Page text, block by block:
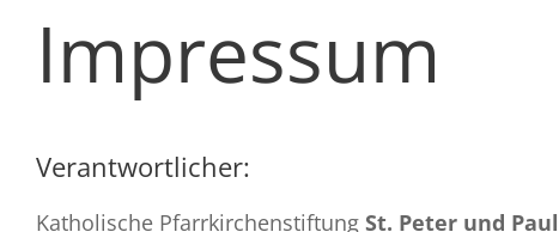
Aktuelles
Impressum
Verantwortlicher:
Katholische Pfarrkirchenstiftung St. Peter und Paul